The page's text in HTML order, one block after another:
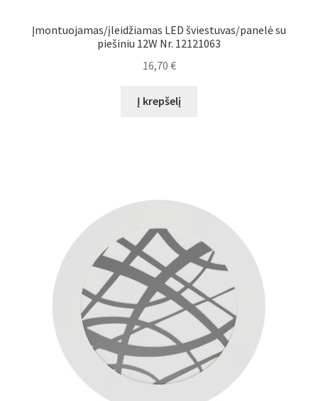
Įmontuojamas/įleidžiamas LED šviestuvas/panelė su
piešiniu 12W Nr. 12121063
16,70 €
Į krepšelį